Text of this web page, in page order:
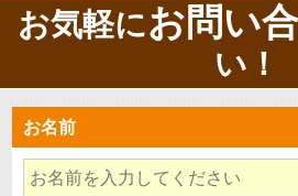
お気軽にお問い
い！
お名前